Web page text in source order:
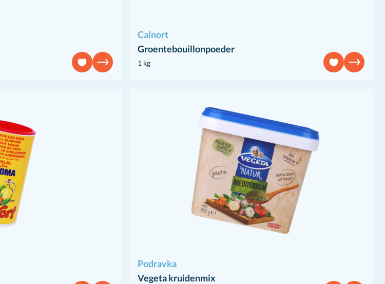
Calnort
Groentebouillonpoeder
1 kg
Podravka
Vegeta kruidenmix